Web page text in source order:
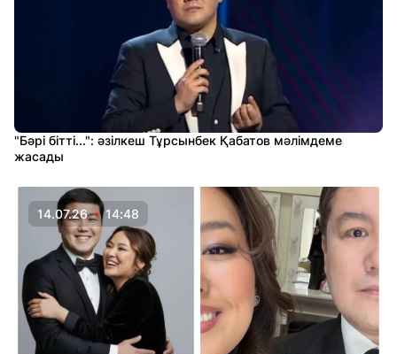
"Бәрі бітті...": әзілкеш Тұрсынбек Қабатов мәлімдеме
жасады
14.07.26 14:48